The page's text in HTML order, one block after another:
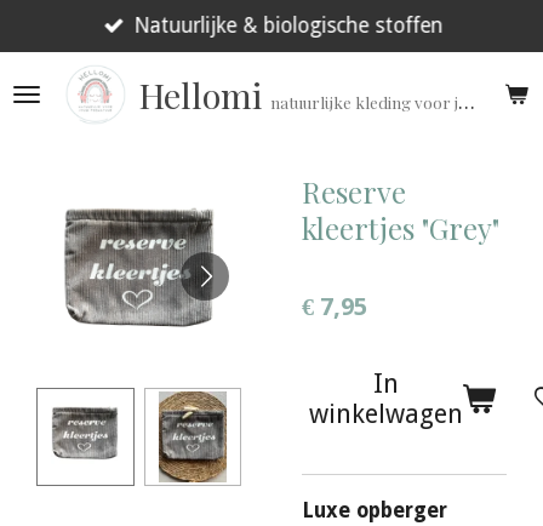
direct
naar
Hellomi natuurlijke kleding voor jouw prematuur!
Natuurlijke & biologische stoffen
Reserve
kleertjes "Grey"
€ 7,95
In
winkelwagen
Luxe opberger